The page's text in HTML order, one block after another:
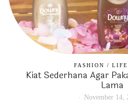
FASHION /
Kiat Sederhana Agar
Lama
November 14,